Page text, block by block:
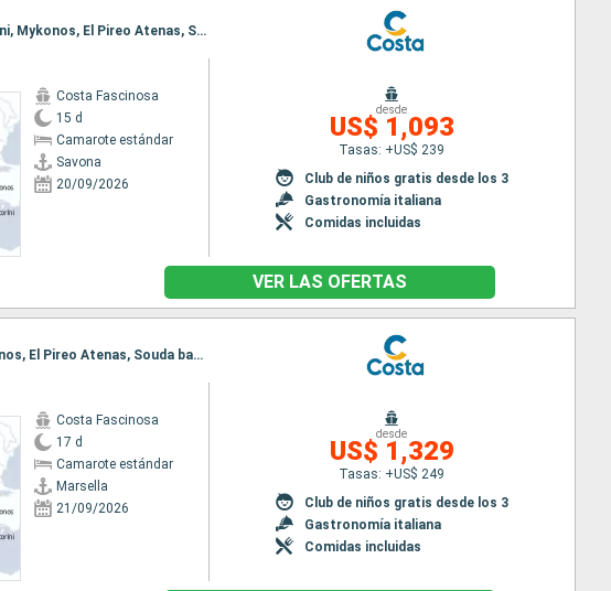
Itinerario : Savona, Marsella, Barcelona, Palma de Mallorca, La Valetta, Santoríni, Mykonos, El Pireo Atenas, Souda bay, Messina (estrecho), Civitavecchia - Roma, Savona
Costa Fascinosa
15 d
Camarote estándar
Savona
20/09/2026
desde
US$ 1,093
Tasas: +US$ 239
Club de niños gratis desde los 3
Gastronomía italiana
Comidas incluidas
VER LAS OFERTAS
Itinerario : Marsella, Barcelona, Palma de Mallorca, La Valetta, Santoríni, Mykonos, El Pireo Atenas, Souda bay, Messina (estrecho), Civitavecchia - Roma, Savona, Barcelona, Marsella
Costa Fascinosa
17 d
Camarote estándar
Marsella
21/09/2026
desde
US$ 1,329
Tasas: +US$ 249
Club de niños gratis desde los 3
Gastronomía italiana
Comidas incluidas